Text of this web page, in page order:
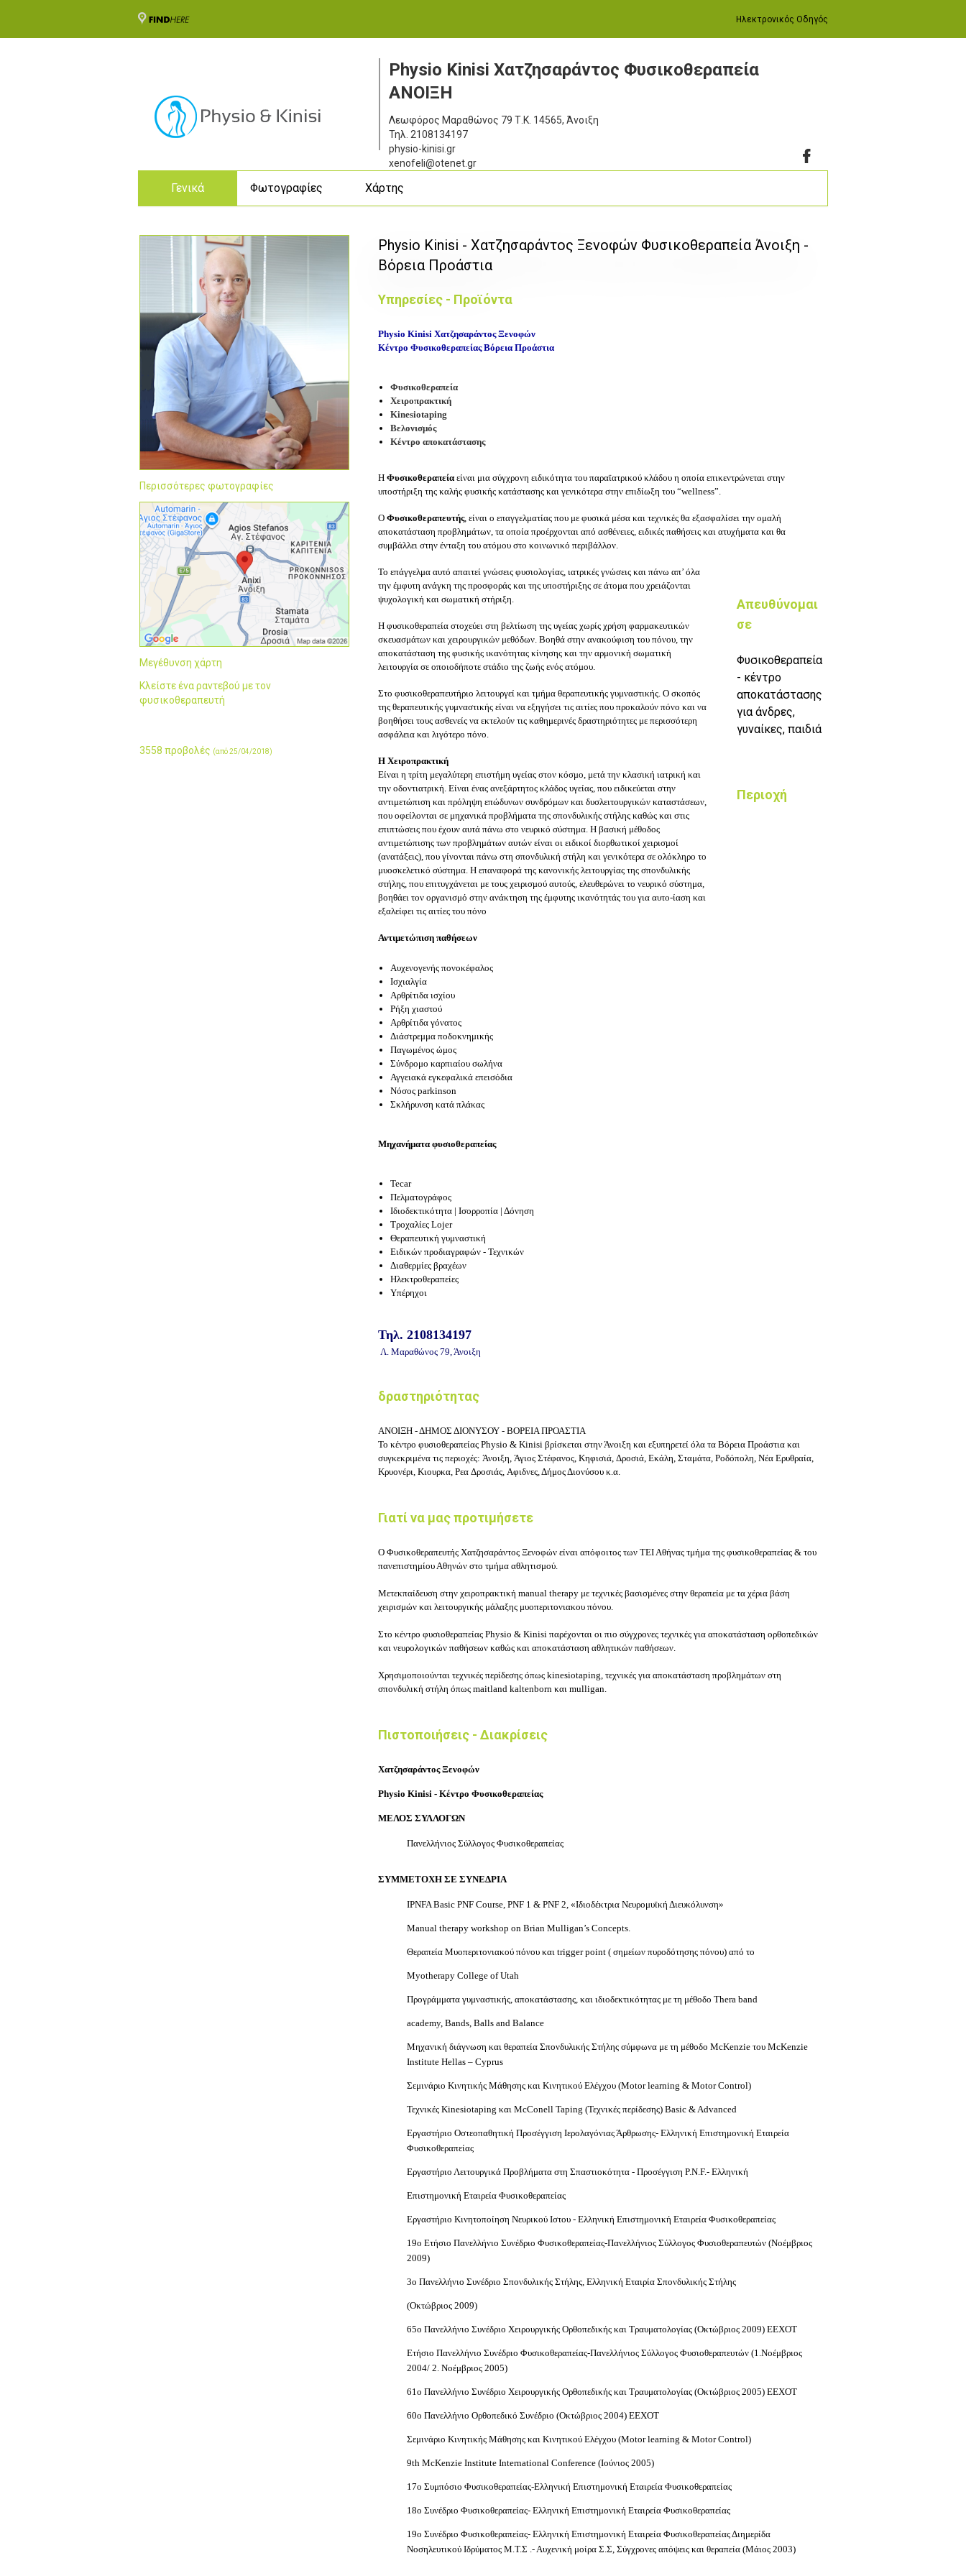
Ηλεκτρονικός Οδηγός
Physio Kinisi Χατζησαράντος Φυσικοθεραπεία
ΑΝΟΙΞΗ
Λεωφόρος Μαραθώνος 79 Τ.Κ. 14565, Άνοιξη
Τηλ. 2108134197
physio-kinisi.gr
xenofeli@otenet.gr
Γενικά Φωτογραφίες Χάρτης
Περισσότερες φωτογραφίες
Μεγέθυνση χάρτη
Κλείστε ένα ραντεβού με τον
φυσικοθεραπευτή
3558 προβολές (από 25/04/2018)
Physio Kinisi - Χατζησαράντος Ξενοφών Φυσικοθεραπεία Άνοιξη -
Βόρεια Προάστια
Υπηρεσίες - Προϊόντα
Physio Kinisi Χατζησαράντος Ξενοφών
Κέντρο Φυσικοθεραπείας Βόρεια Προάστια
Φυσικοθεραπεία
Χειροπρακτική
Kinesiotaping
Βελονισμός
Κέντρο αποκατάστασης
Η Φυσικοθεραπεία είναι μια σύγχρονη ειδικότητα του παραϊατρικού κλάδου η οποία επικεντρώνεται στην
υποστήριξη της καλής φυσικής κατάστασης και γενικότερα στην επιδίωξη του “wellness”.
Ο Φυσικοθεραπευτής, είναι ο επαγγελματίας που με φυσικά μέσα και τεχνικές θα εξασφαλίσει την ομαλή
αποκατάσταση προβλημάτων, τα οποία προέρχονται από ασθένειες, ειδικές παθήσεις και ατυχήματα και θα
συμβάλλει στην ένταξη του ατόμου στο κοινωνικό περιβάλλον.
Το επάγγελμα αυτό απαιτεί γνώσεις φυσιολογίας, ιατρικές γνώσεις και πάνω απ’ όλα
την έμφυτη ανάγκη της προσφοράς και της υποστήριξης σε άτομα που χρειάζονται
ψυχολογική και σωματική στήριξη.
Η φυσικοθεραπεία στοχεύει στη βελτίωση της υγείας χωρίς χρήση φαρμακευτικών
σκευασμάτων και χειρουργικών μεθόδων. Βοηθά στην ανακούφιση του πόνου, την
αποκατάσταση της φυσικής ικανότητας κίνησης και την αρμονική σωματική
λειτουργία σε οποιοδήποτε στάδιο της ζωής ενός ατόμου.
Στο φυσικοθεραπευτήριο λειτουργεί και τμήμα θεραπευτικής γυμναστικής. Ο σκοπός
της θεραπευτικής γυμναστικής είναι να εξηγήσει τις αιτίες που προκαλούν πόνο και να
βοηθήσει τους ασθενείς να εκτελούν τις καθημερινές δραστηριότητες με περισσότερη
ασφάλεια και λιγότερο πόνο.
Η Χειροπρακτική
Είναι η τρίτη μεγαλύτερη επιστήμη υγείας στον κόσμο, μετά την κλασική ιατρική και
την οδοντιατρική. Είναι ένας ανεξάρτητος κλάδος υγείας, που ειδικεύεται στην
αντιμετώπιση και πρόληψη επώδυνων συνδρόμων και δυσλειτουργικών καταστάσεων,
που οφείλονται σε μηχανικά προβλήματα της σπονδυλικής στήλης καθώς και στις
επιπτώσεις που έχουν αυτά πάνω στο νευρικό σύστημα. Η βασική μέθοδος
αντιμετώπισης των προβλημάτων αυτών είναι οι ειδικοί διορθωτικοί χειρισμοί
(ανατάξεις), που γίνονται πάνω στη σπονδυλική στήλη και γενικότερα σε ολόκληρο το
μυοσκελετικό σύστημα. Η επαναφορά της κανονικής λειτουργίας της σπονδυλικής
στήλης, που επιτυγχάνεται με τους χειρισμού αυτούς, ελευθερώνει το νευρικό σύστημα,
βοηθάει τον οργανισμό στην ανάκτηση της έμφυτης ικανότητάς του για αυτο-ίαση και
εξαλείφει τις αιτίες του πόνο
Αντιμετώπιση παθήσεων
Αυχενογενής πονοκέφαλος
Ισχιαλγία
Αρθρίτιδα ισχίου
Ρήξη χιαστού
Αρθρίτιδα γόνατος
Διάστρεμμα ποδοκνημικής
Παγωμένος ώμος
Σύνδρομο καρπιαίου σωλήνα
Αγγειακά εγκεφαλικά επεισόδια
Νόσος parkinson
Σκλήρυνση κατά πλάκας
Μηχανήματα φυσιοθεραπείας
Tecar
Πελματογράφος
Ιδιοδεκτικότητα | Ισορροπία | Δόνηση
Τροχαλίες Lojer
Θεραπευτική γυμναστική
Ειδικών προδιαγραφών - Τεχνικών
Διαθερμίες βραχέων
Ηλεκτροθεραπείες
Υπέρηχοι
Τηλ. 2108134197
Λ. Μαραθώνος 79, Άνοιξη
Απευθύνομαι
σε
Φυσικοθεραπεία
- κέντρο
αποκατάστασης
για άνδρες,
γυναίκες, παιδιά
Περιοχή
δραστηριότητας
ΑΝΟΙΞΗ - ΔΗΜΟΣ ΔΙΟΝΥΣΟΥ - ΒΟΡΕΙΑ ΠΡΟΑΣΤΙΑ
Το κέντρο φυσιοθεραπείας Physio & Kinisi βρίσκεται στην Άνοιξη και εξυπηρετεί όλα τα Βόρεια Προάστια και
συγκεκριμένα τις περιοχές: Άνοιξη, Άγιος Στέφανος, Κηφισιά, Δροσιά, Εκάλη, Σταμάτα, Ροδόπολη, Νέα Ερυθραία,
Κρυονέρι, Κιουρκα, Ρεα Δροσιάς, Αφιδνες, Δήμος Διονύσου κ.α.
Γιατί να μας προτιμήσετε
Ο Φυσικοθεραπευτής Χατζησαράντος Ξενοφών είναι απόφοιτος των ΤΕΙ Αθήνας τμήμα της φυσικοθεραπείας & του
πανεπιστημίου Αθηνών στο τμήμα αθλητισμού.
Μετεκπαίδευση στην χειροπρακτική manual therapy με τεχνικές βασισμένες στην θεραπεία με τα χέρια βάση
χειρισμών και λειτουργικής μάλαξης μυοπεριτονιακου πόνου.
Στο κέντρο φυσιοθεραπείας Physio & Kinisi παρέχονται οι πιο σύγχρονες τεχνικές για αποκατάσταση ορθοπεδικών
και νευρολογικών παθήσεων καθώς και αποκατάσταση αθλητικών παθήσεων.
Χρησιμοποιούνται τεχνικές περίδεσης όπως kinesiotaping, τεχνικές για αποκατάσταση προβλημάτων στη
σπονδυλική στήλη όπως maitland kaltenborn και mulligan.
Πιστοποιήσεις - Διακρίσεις
Χατζησαράντος Ξενοφών
Physio Kinisi - Κέντρο Φυσικοθεραπείας
ΜΕΛΟΣ ΣΥΛΛΟΓΩΝ
Πανελλήνιος Σύλλογος Φυσικοθεραπείας
ΣΥΜΜΕΤΟΧΗ ΣΕ ΣΥΝΕΔΡΙΑ
IPNFA Basic PNF Course, PNF 1 & PNF 2, «Ιδιοδέκτρια Νευρομυϊκή Διευκόλυνση»
Manual therapy workshop on Brian Mulligan’s Concepts.
Θεραπεία Μυοπεριτονιακού πόνου και trigger point ( σημείων πυροδότησης πόνου) από το
Myotherapy College of Utah
Προγράμματα γυμναστικής, αποκατάστασης, και ιδιοδεκτικότητας με τη μέθοδο Thera band
academy, Bands, Balls and Balance
Μηχανική διάγνωση και θεραπεία Σπονδυλικής Στήλης σύμφωνα με τη μέθοδο McKenzie του McKenzie
Institute Hellas – Cyprus
Σεμινάριο Κινητικής Μάθησης και Κινητικού Ελέγχου (Motor learning & Motor Control)
Τεχνικές Kinesiotaping και McConell Taping (Τεχνικές περίδεσης) Basic & Advanced
Εργαστήριο Οστεοπαθητική Προσέγγιση Ιερολαγόνιας Άρθρωσης- Ελληνική Επιστημονική Εταιρεία
Φυσικοθεραπείας
Εργαστήριο Λειτουργικά Προβλήματα στη Σπαστιοκότητα - Προσέγγιση P.N.F.- Ελληνική
Επιστημονική Εταιρεία Φυσικοθεραπείας
Εργαστήριο Κινητοποίηση Νευρικού Ιστου - Ελληνική Επιστημονική Εταιρεία Φυσικοθεραπείας
19ο Ετήσιο Πανελλήνιο Συνέδριο Φυσικοθεραπείας-Πανελλήνιος Σύλλογος Φυσιοθεραπευτών (Νοέμβριος
2009)
3ο Πανελλήνιο Συνέδριο Σπονδυλικής Στήλης, Ελληνική Εταιρία Σπονδυλικής Στήλης
(Οκτώβριος 2009)
65ο Πανελλήνιο Συνέδριο Χειρουργικής Ορθοπεδικής και Τραυματολογίας (Οκτώβριος 2009) ΕΕΧΟΤ
Ετήσιο Πανελλήνιο Συνέδριο Φυσικοθεραπείας-Πανελλήνιος Σύλλογος Φυσιοθεραπευτών (1.Νοέμβριος
2004/ 2. Νοέμβριος 2005)
61ο Πανελλήνιο Συνέδριο Χειρουργικής Ορθοπεδικής και Τραυματολογίας (Οκτώβριος 2005) ΕΕΧΟΤ
60o Πανελλήνιο Ορθοπεδικό Συνέδριο (Οκτώβριος 2004) ΕΕΧΟΤ
Σεμινάριο Κινητικής Μάθησης και Κινητικού Ελέγχου (Motor learning & Motor Control)
9th McKenzie Institute International Conference (Ιούνιος 2005)
17ο Συμπόσιο Φυσικοθεραπείας-Ελληνική Επιστημονική Εταιρεία Φυσικοθεραπείας
18ο Συνέδριο Φυσικοθεραπείας- Ελληνική Επιστημονική Εταιρεία Φυσικοθεραπείας
19ο Συνέδριο Φυσικοθεραπείας- Ελληνική Επιστημονική Εταιρεία Φυσικοθεραπείας Διημερίδα
Νοσηλευτικού Ιδρύματος Μ.Τ.Σ .- Αυχενική μοίρα Σ.Σ, Σύγχρονες απόψεις και θεραπεία (Μάιος 2003)